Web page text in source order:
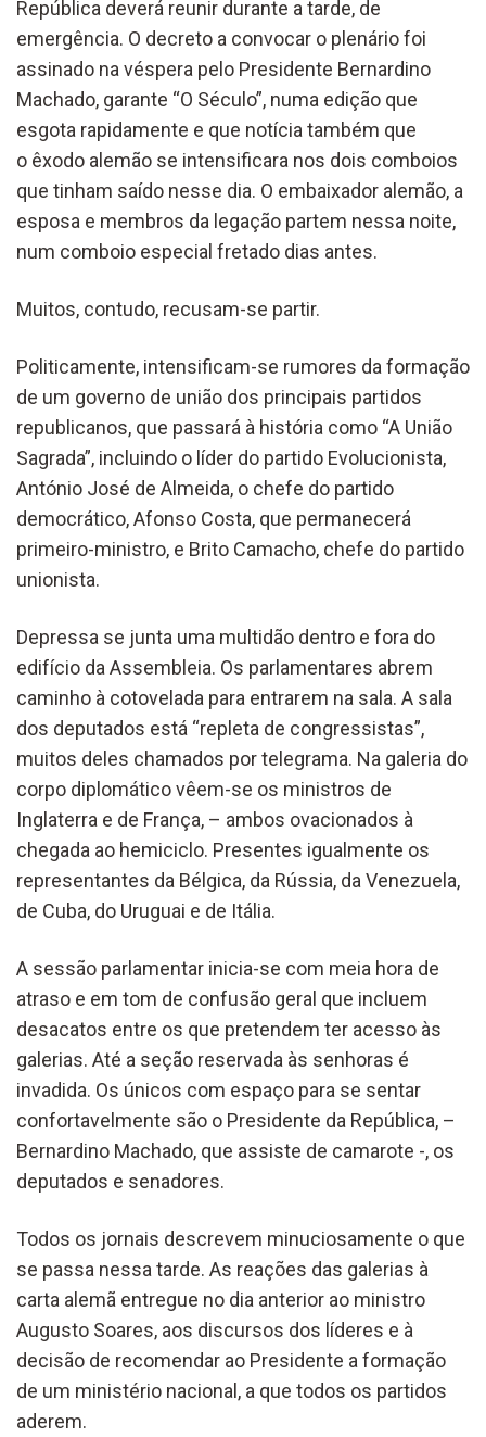
República deverá reunir durante a tarde, de
emergência. O decreto a convocar o plenário foi
assinado na véspera pelo Presidente Bernardino
Machado, garante “O Século”, numa edição que
esgota rapidamente e que notícia também que
o êxodo alemão se intensificara nos dois comboios
que tinham saído nesse dia. O embaixador alemão, a
esposa e membros da legação partem nessa noite,
num comboio especial fretado dias antes.
Muitos, contudo, recusam-se partir.
Politicamente, intensificam-se rumores da formação
de um governo de união dos principais partidos
republicanos, que passará à história como “A União
Sagrada”, incluindo o líder do partido Evolucionista,
António José de Almeida, o chefe do partido
democrático, Afonso Costa, que permanecerá
primeiro-ministro, e Brito Camacho, chefe do partido
unionista.
Depressa se junta uma multidão dentro e fora do
edifício da Assembleia. Os parlamentares abrem
caminho à cotovelada para entrarem na sala. A sala
dos deputados está “repleta de congressistas”,
muitos deles chamados por telegrama. Na galeria do
corpo diplomático vêem-se os ministros de
Inglaterra e de França, – ambos ovacionados à
chegada ao hemiciclo. Presentes igualmente os
representantes da Bélgica, da Rússia, da Venezuela,
de Cuba, do Uruguai e de Itália.
A sessão parlamentar inicia-se com meia hora de
atraso e em tom de confusão geral que incluem
desacatos entre os que pretendem ter acesso às
galerias. Até a seção reservada às senhoras é
invadida. Os únicos com espaço para se sentar
confortavelmente são o Presidente da República, –
Bernardino Machado, que assiste de camarote -, os
deputados e senadores.
Todos os jornais descrevem minuciosamente o que
se passa nessa tarde. As reações das galerias à
carta alemã entregue no dia anterior ao ministro
Augusto Soares, aos discursos dos líderes e à
decisão de recomendar ao Presidente a formação
de um ministério nacional, a que todos os partidos
aderem.